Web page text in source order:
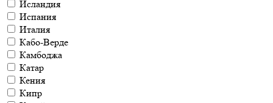
Исландия
Испания
Италия
Кабо-Верде
Камбоджа
Катар
Кения
Кипр